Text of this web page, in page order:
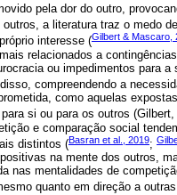
pela dor do outro,
a literatura traz o medo
interesse (Gilbert & Mascaro,
relacionados a
ou impedimentos para
compreendendo a
como aquelas
si ou para os outros
e comparação social
distintos (Basran et al., 2019;
na mente dos outros,
nas mentalidades de
quanto em direção a